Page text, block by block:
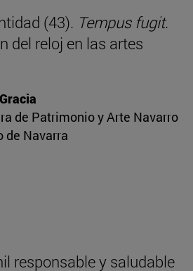
(43). Tempus fugit.
del reloj en las artes
de Patrimonio y Arte Navarro
de Navarra
responsable y saludable